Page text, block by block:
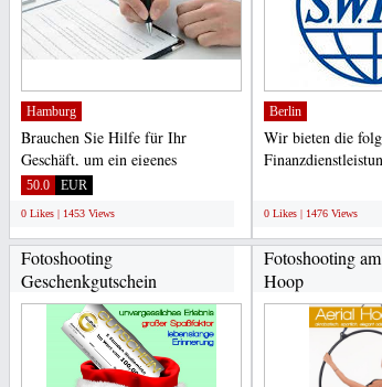
Hamburg
Brauchen Sie Hilfe für Ihr
Geschäft, um ein eigenes
Unternehmen zu gründen Oder
50.0 EUR
0 Likes | 1453 Views
Berlin
Wir bieten die
0 Likes | 1476 Views
Fotoshooting
Geschenkgutschein
Fotoshooting
Hoop